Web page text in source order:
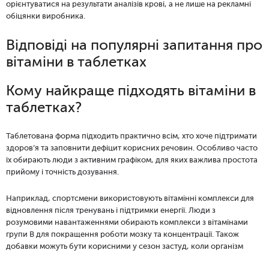
орієнтуватися на результати аналізів крові, а не лише на рекламні
обіцянки виробника.
Відповіді на популярні запитання про
вітаміни в таблетках
Кому найкраще підходять вітаміни в
таблетках?
Таблетована форма підходить практично всім, хто хоче підтримати
здоров’я та заповнити дефіцит корисних речовин. Особливо часто
їх обирають люди з активним графіком, для яких важлива простота
прийому і точність дозування.
Наприклад, спортсмени використовують вітамінні комплекси для
відновлення після тренувань і підтримки енергії. Люди з
розумовими навантаженнями обирають комплекси з вітамінами
групи B для покращення роботи мозку та концентрації. Також
добавки можуть бути корисними у сезон застуд, коли організм